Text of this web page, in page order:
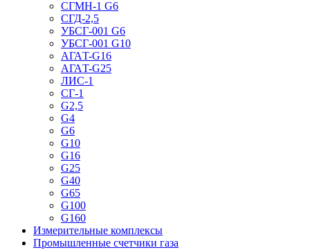
СГМН-1 G6
СГД-2,5
УБСГ-001 G6
УБСГ-001 G10
АГАT-G16
АГАT-G25
ЛИС-1
СГ-1
G2,5
G4
G6
G10
G16
G25
G40
G65
G100
G160
Измерительные комплексы
Промышленные счетчики газа